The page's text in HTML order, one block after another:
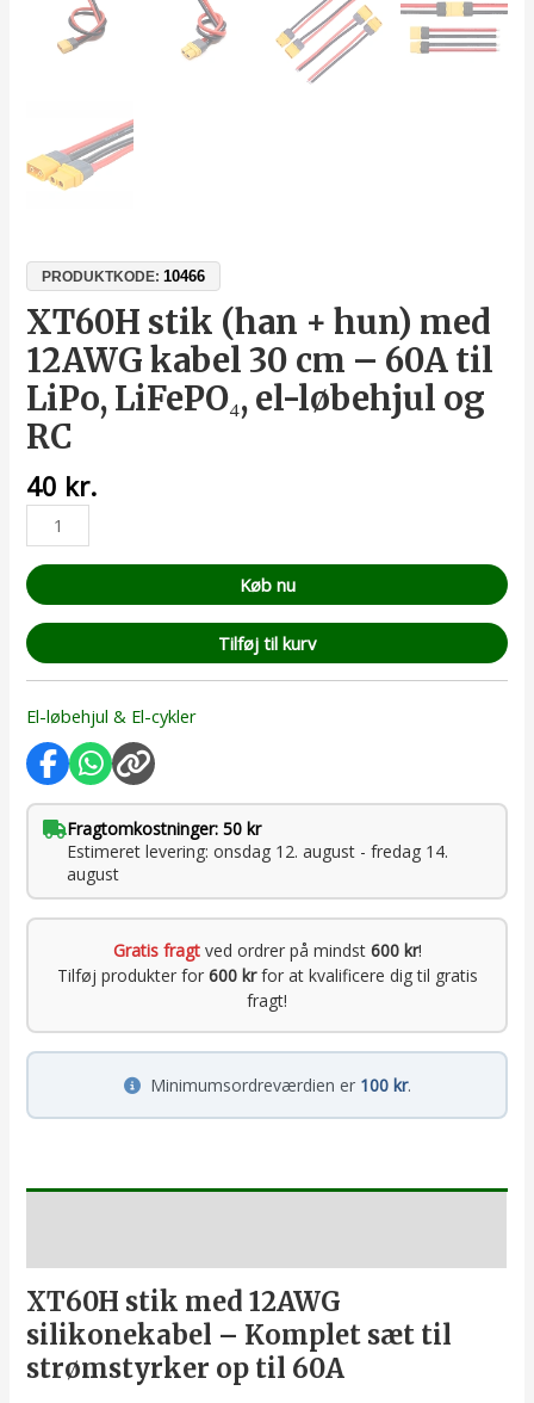
PRODUKTKODE:10466
XT60H stik (han + hun) med
12AWG kabel 30 cm – 60A til
LiPo, LiFePO₄, el-løbehjul og
RC
40 kr.
Køb nu
Tilføj til kurv
El-løbehjul & El-cykler
Fragtomkostninger: 50 kr
Estimeret levering: onsdag 12. august - fredag 14.
august
Gratis fragtved ordrer på mindst 600 kr!
Tilføj produkter for 600 krfor at kvalificere dig til gratis
fragt!
Minimumsordreværdien er 100 kr.
XT60H stik med 12AWG
silikonekabel – Komplet sæt til
strømstyrker op til 60A